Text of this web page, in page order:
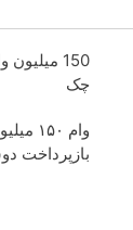
150
چک
وام
بازپرداخت